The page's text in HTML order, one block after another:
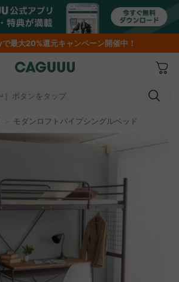
ラッシュセール！最大50％OFF
］ボタンをタップ
モダンロフトパイプシングルベッド